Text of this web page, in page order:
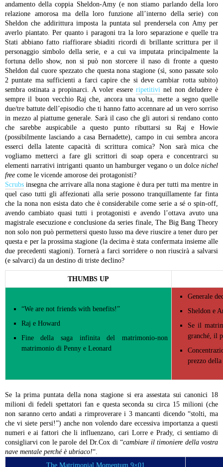
andamento della coppia Sheldon-Amy (e non stiamo parlando della loro
relazione amorosa ma della loro funzione all’interno della serie) con
Sheldon che addirittura imposta la puntata sul prendersela con Amy per
averlo piantato. Per quanto i paragoni tra la loro separazione e quelle tra
Stati abbiano fatto riaffiorare sbiaditi ricordi di brillante scrittura per il
personaggio simbolo della serie, e a cui va imputata principalmente la
fortuna dello show, non si può non storcere il naso di fronte a questo
Sheldon dal cuore spezzato che questa nona stagione (sì, sono passate solo
2 puntate ma sufficienti a farci capire che si deve cambiar rotta subito)
sembra ostinata a propinarci. A voler essere ripetitivi nel non deludere è
sempre il buon vecchio Raj che, ancora una volta, mette a segno quelle
due/tre battute dell’episodio che ti hanno fatto accennare ad un vero sorriso
in mezzo al piattume generale. Sarà il caso che gli autori si rendano conto
che sarebbe auspicabile a questo punto ributtarsi su Raj e Howie
(possibilmente lasciando a casa Bernadette), campo in cui sembra ancora
esserci della latente capacità di scrittura comica? Non sarà mica che
vogliamo metterci a fare gli scrittori di soap opera e concentrarci su
elementi narrativi intriganti quanto un hamburger vegano o un dolce nichel
free come le vicende amorose dei protagonisti?
Scrubs insegna che arrivare alla nona stagione è dura per tutti ma mentre in
quel caso tutti gli affezionati alla serie possono tranquillamente far finta
che la nona non esista dato che è considerabile come serie a sé o spin-off,
avendo cambiato quasi tutti i protagonisti e avendo l’ottava avuto una
magistrale esecuzione e conclusione da series finale, The Big Bang Theory
non solo non può permettersi questo lusso ma deve riuscire a tener duro per
questa e per la prossima stagione (la decima è stata confermata insieme alle
due precedenti stagioni). Tornerà a farci sorridere o non riuscirà a salvarsi
(e salvarci) da un destino di triste declino?
THUMBS UP
“We are not friends with benefits!”
Raj e Howard
Fine della saga infinita del matrimonio-non
matrimonio di Penny e Leonard
Generale
Sheldon e
Se il
granché, il
prezzo
Se la prima puntata della nona stagione si era assestata sui canonici 18
milioni di fedeli spettatori fan e questa seconda su circa 15 milioni (che
non saranno certo andati a rimproverare i 3 mancanti dicendo “stolti, ma
che vi siete persi!”) anche non volendo dare eccessiva importanza a questi
numeri e ai fattori che li influenzano, cari Lorre e Prady, ci sentiamo di
consigliarvi con le parole del Dr.Cox di “cambiare il timoniere della vostra
nave mentale perché è ubriaco!“.
The Matrimonial Momentum 9×01